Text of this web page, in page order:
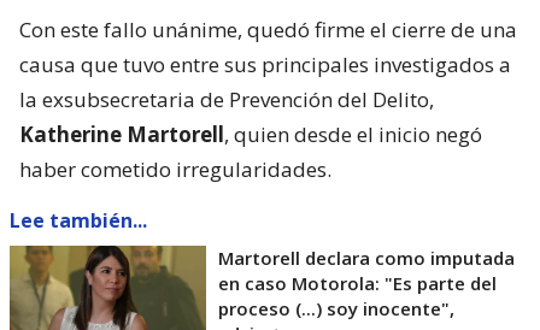
Con este fallo unánime, quedó firme el cierre de una
causa que tuvo entre sus principales investigados a
la exsubsecretaria de Prevención del Delito,
Katherine Martorell, quien desde el inicio negó
haber cometido irregularidades.
Lee también...
Martorell declara como imputada
en caso Motorola: "Es parte del
proceso (...) soy inocente",